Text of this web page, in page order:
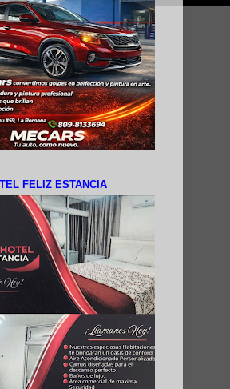
FELIZ ESTANCIA